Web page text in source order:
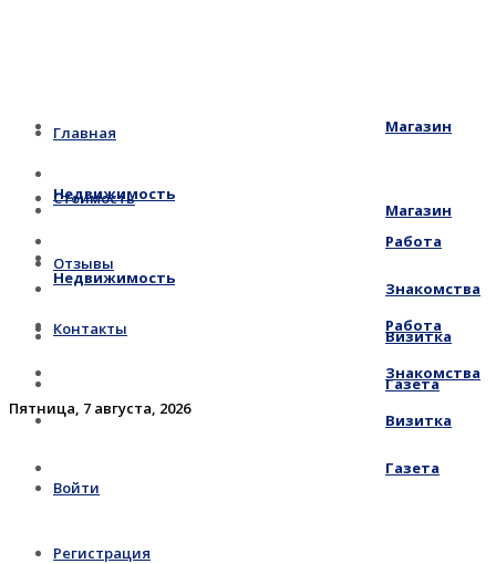
Главная
Стоимость
Отзывы
Контакты
Пятница, 7 августа, 2026
Войти
Регистрация
Магазин
Недвижимость
Работа
Знакомства
Визитка
Газета
Магазин
Недвижимость
Работа
Знакомства
Визитка
Газета